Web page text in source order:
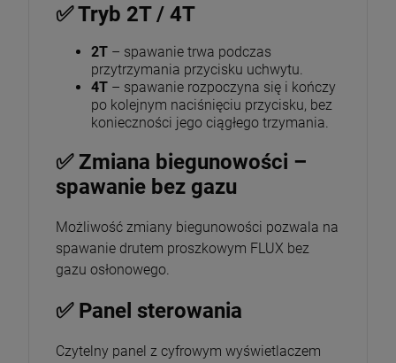
✅ Tryb 2T / 4T
2T – spawanie trwa podczas
przytrzymania przycisku uchwytu.
4T – spawanie rozpoczyna się i kończy
po kolejnym naciśnięciu przycisku, bez
konieczności jego ciągłego trzymania.
✅ Zmiana biegunowości –
spawanie bez gazu
Możliwość zmiany biegunowości pozwala na
spawanie drutem proszkowym FLUX bez
gazu osłonowego.
✅ Panel sterowania
Czytelny panel z cyfrowym wyświetlaczem